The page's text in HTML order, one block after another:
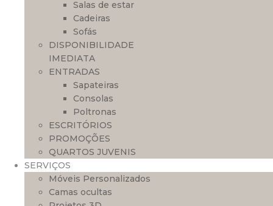
Salas de estar
Cadeiras
Sofás
DISPONIBILIDADE
IMEDIATA
ENTRADAS
Sapateiras
Consolas
Poltronas
ESCRITÓRIOS
PROMOÇÕES
QUARTOS JUVENIS
SERVIÇOS
Móveis Personalizados
Camas ocultas